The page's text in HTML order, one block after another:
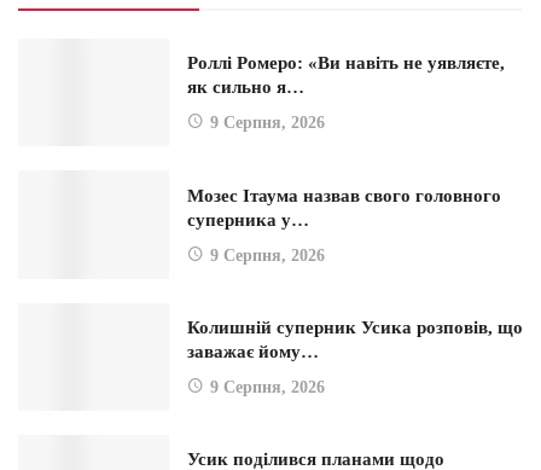
Роллі Ромеро: «Ви навіть не уявляєте,
як сильно я…
9 Серпня, 2026
Мозес Ітаума назвав свого головного
суперника у…
9 Серпня, 2026
Колишній суперник Усика розповів, що
заважає йому…
9 Серпня, 2026
Усик поділився планами щодо